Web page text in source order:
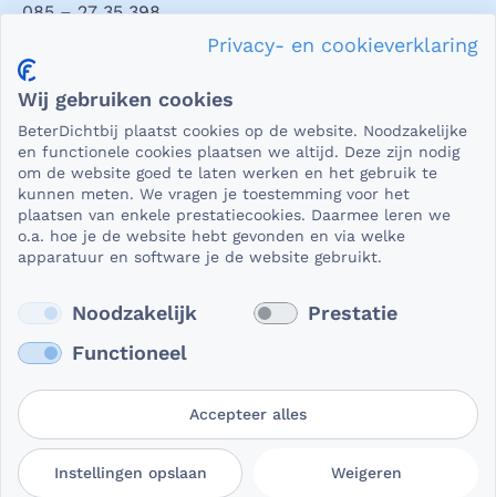
085 – 27 35 398
Privacy en veiligheid
essentieel dat die beveiligd worden uitgewisseld. En dat
die gegevens niet in verkeerde handen vallen. Daar kun je
op rekenen bij BeterDichtbij.
Lees verder
Gebruikersvoorwaarden
Privacy- en
cookieverklaring
Cookievoorkeuren
Privacy- en cookieverklaring
Wij gebruiken cookies
BeterDichtbij plaatst cookies op de website. Noodzakelijke
en functionele cookies plaatsen we altijd. Deze zijn nodig
om de website goed te laten werken en het gebruik te
kunnen meten. We vragen je toestemming voor het
plaatsen van enkele prestatiecookies. Daarmee leren we
o.a. hoe je de website hebt gevonden en via welke
apparatuur en software je de website gebruikt.
Noodzakelijk
Prestatie
Functioneel
Accepteer alles
Instellingen opslaan Weigeren